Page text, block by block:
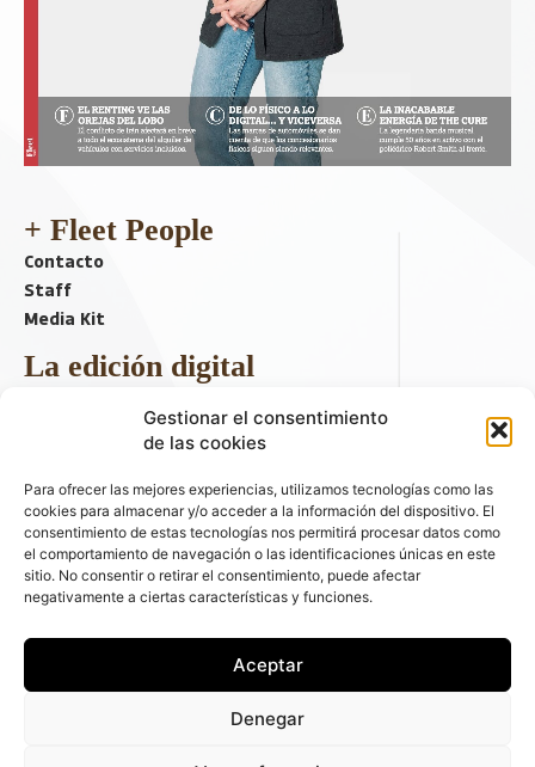
Gestionar el consentimiento
de las cookies
Para ofrecer las mejores experiencias, utilizamos tecnologías como las
cookies para almacenar y/o acceder a la información del dispositivo. El
consentimiento de estas tecnologías nos permitirá procesar datos como
el comportamiento de navegación o las identificaciones únicas en este
sitio. No consentir o retirar el consentimiento, puede afectar
negativamente a ciertas características y funciones.
Aceptar
Denegar
+ Fleet People
Contacto
Staff
Media Kit
La edición digital
Descargar último ejemplar
ir a hemeroteca
+ Contenido en redes sociales
automóviles - C/ Fernández de la Hoz 70, 1ºB - 28003 - Madrid